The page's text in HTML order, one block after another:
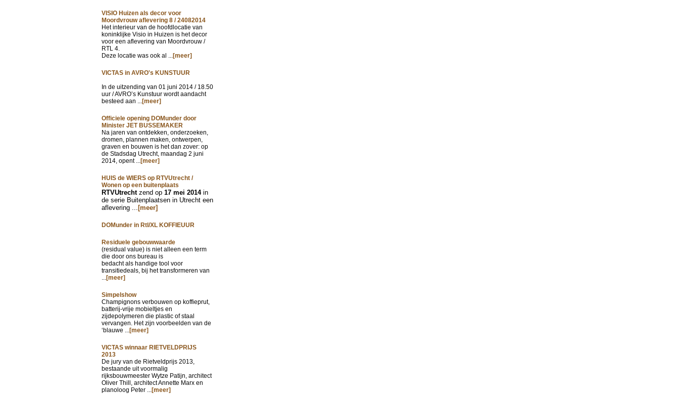
VISIO Huizen als decor voor
Moordvrouw aflevering 8 / 24082014
Het interieur van de hoofdlocatie van
koninklijke Visio in Huizen is het decor
voor een aflevering van Moordvrouw /
RTL 4.
Deze locatie was ook al ...[meer]
VICTAS in AVRO's KUNSTUUR
In de uitzending van 01 juni 2014 / 18.50
uur / AVRO’s Kunstuur wordt aandacht
besteed aan ...[meer]
Officiele opening DOMunder door
Minister JET BUSSEMAKER
Na jaren van ontdekken, onderzoeken,
dromen, plannen maken, ontwerpen,
graven en bouwen is het dan zover: op
de Stadsdag Utrecht, maandag 2 juni
2014, opent ...[meer]
HUIS de WIERS op RTVUtrecht /
Wonen op een buitenplaats
RTVUtrechtzend op 17 mei 2014 in
de serie Buitenplaatsen in Utrecht een
aflevering ... [meer]
DOMunder in Rtl/XL KOFFIEUUR
Residuele gebouwwaarde
(residual value) is niet alleen een term
die door ons bureau is
bedacht als handige tool voor
transitiedeals, bij het transformeren van
...[meer]
Simpelshow
Champignons verbouwen op koffieprut,
batterij-vrije mobieltjes en
zijdepolymeren die plastic of staal
vervangen. Het zijn voorbeelden van de
‘blauwe ...[meer]
VICTAS winnaar RIETVELDPRIJS
2013
De jury van de Rietveldprijs 2013,
bestaande uit voormalig
rijksbouwmeester Wytze Patijn, architect
Oliver Thill, architect Annette Marx en
planoloog Peter ...[meer]